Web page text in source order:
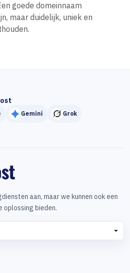
goede domeinnaam
maar duidelijk, uniek en
Gemini Grok
aan, maar we kunnen ook een
bieden.